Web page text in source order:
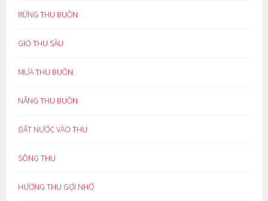
RỪNG THU BUỒN
GIÓ THU SẦU
MƯA THU BUỒN
NẮNG THU BUỒN
ĐẤT NƯỚC VÀO THU
SÔNG THU
HƯƠNG THU GỢI NHỚ